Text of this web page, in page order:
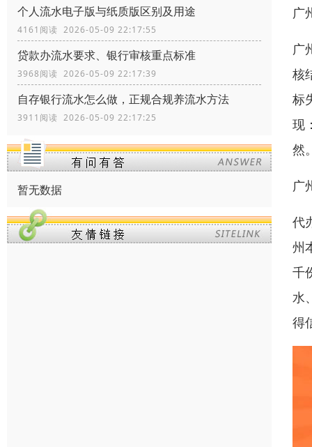
个人流水电子版与纸质版区别及用途
4161阅读 2026-05-09 22:17:55
贷款办流水要求、银行审核重点标准
3968阅读 2026-05-09 22:17:39
自存银行流水怎么做，正规合规养流水方法
3911阅读 2026-05-09 22:17:25
暂无数据
广
广
核
标
现
然
广
代
州
千
水
得